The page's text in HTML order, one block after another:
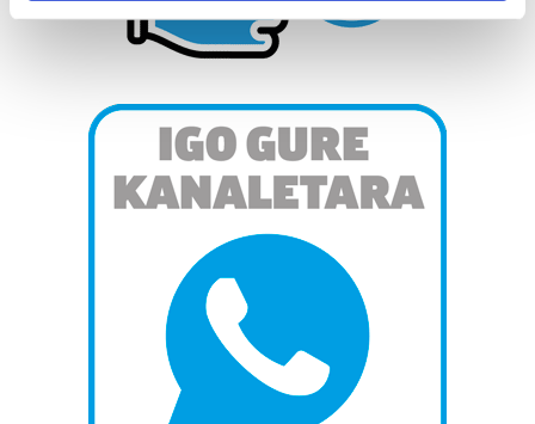
Find out more about how your personal data is processed
and set your preferences in the
Guk eta gure bazkideek zure datu pertsonalak
prozesatzen ditugu, zure IP zenbakia, besteak beste,
teknologia erabiliz, cookieak adibidez, iragarki eta eduki
pertsonalizatuak eskaintzeko, iragarkiak eta edukia
neurtzeko, jendeari buruzko informazioa biltzeko eta
produktuak garatzeko. Zure datuak nork eta zertarako
erabiltzen dituen hauta dezakezu.
Bazkide batzuek ez dizute baimenik eskatzen, eta beren
interes komertzial legitimoetan babesten dira. Ikusi gure
bazkideen zerrenda, beren ustez zein helburutarako